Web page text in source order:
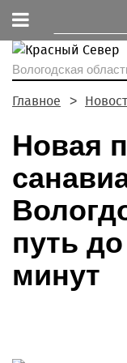
Вологодская
Главное
Новая
путь
минут